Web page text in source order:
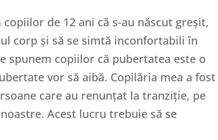
de 12 ani că s-au născut greșit,
corp și să se simtă inconfortabili în
spunem copiilor că pubertatea este o
vor să aibă. Copilăria mea a fost
care au renunțat la tranziție, pe
Acest lucru trebuie să se